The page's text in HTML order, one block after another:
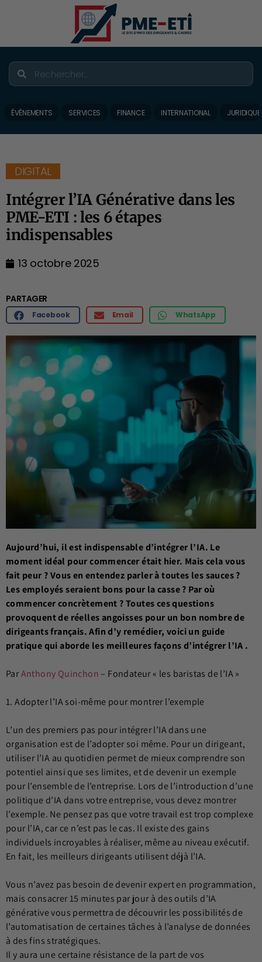
ÉVÈNEMENTS SERVICES FINANCE INTERNATIONAL JURIDIQUE
DIGITAL
Intégrer l’IA Générative dans les
PME-ETI : les 6 étapes
indispensables
13 octobre 2025
PARTAGER
Facebook Email WhatsApp
Aujourd’hui, il est indispensable d’intégrer l’IA. Le
moment idéal pour commencer était hier. Mais cela vous
fait peur ? Vous en entendez parler à toutes les sauces ?
Les employés seraient bons pour la casse ? Par où
commencer concrètement ? Toutes ces questions
provoquent de réelles angoisses pour un bon nombre de
dirigeants français. Afin d’y remédier, voici un guide
pratique qui aborde les meilleures façons d’intégrer l’IA .
ParAnthony Quinchon – Fondateur « les baristas de l’IA »
1. Adopter l’IA soi-même pour montrer l’exemple
L’un des premiers pas pour intégrer l’IA dans une
organisation est de l’adopter soi même. Pour un dirigeant,
utiliser l’IA au quotidien permet de mieux comprendre son
potentiel ainsi que ses limites, et de devenir un exemple
pour l’ensemble de l’entreprise. Lors de l’introduction d’une
politique d’IA dans votre entreprise, vous devez montrer
l’exemple. Ne pensez pas que votre travail est trop complexe
pour l’IA, car ce n’est pas le cas. Il existe des gains
individuels incroyables à réaliser, même au niveau exécutif.
En fait, les meilleurs dirigeants utilisent déjà l’IA.
Vous n’avez pas besoin de devenir expert en programmation,
mais consacrer 15 minutes par jour à des outils d’IA
générative vous permettra de découvrir les possibilités de
l’automatisation de certaines tâches à l’analyse de données
à des fins stratégiques.
Il y aura une certaine résistance de la part de vos